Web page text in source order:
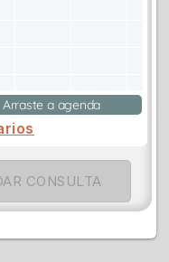
Arraste a agenda
CONSULTA